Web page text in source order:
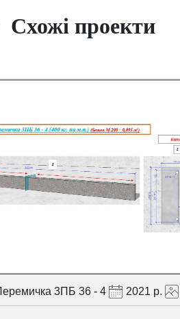
Схожі проекти
3ПБ 36 - 4 2021 р.